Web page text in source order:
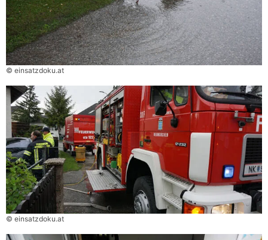
© einsatzdoku.at
© einsatzdoku.at